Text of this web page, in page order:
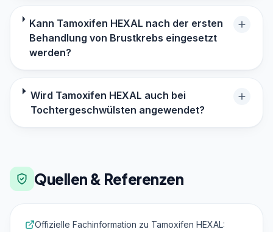
Kann Tamoxifen HEXAL nach der ersten
Behandlung von Brustkrebs eingesetzt
werden?
Wird Tamoxifen HEXAL auch bei
Tochtergeschwülsten angewendet?
Quellen & Referenzen
Offizielle Fachinformation zu Tamoxifen HEXAL: